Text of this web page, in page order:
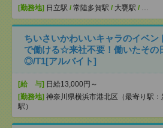
[勤務地] 日立駅 / 常陸多賀駅 / 大甕駅 / …
ちいさいかわいいキャラのイベン
で働ける☆来社不要！働いたその
◎/T1[アルバイト]
[給 与] 日給13,000円～
[勤務地] 神奈川県横浜市港北区（最寄り駅：
駅）